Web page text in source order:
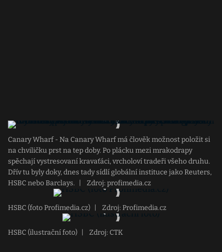
Canary Wharf - Na Canary Wharf má člověk možnost položit si
na chviličku prst na tep doby. Po plácku mezi mrakodrapy
spěchají vystresovaní kravaťáci, vrcholoví tradeři všeho druhu.
Dřív tu byly doky, dnes tady sídlí globální instituce jako Reuters,
HSBC nebo Barclays.
Zdroj: profimedia.cz
HSBC (foto Profimedia.cz) Zdroj: Profimedia.cz
HSBC (ilustrační foto) Zdroj: CTK